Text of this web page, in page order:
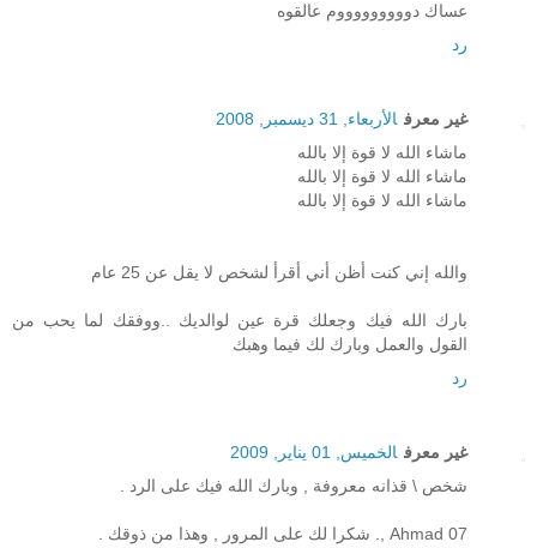
عساك دوووووووووم عالقوه
رد
غير معرف الأربعاء, 31 ديسمبر, 2008
ماشاء الله لا قوة إلا بالله
ماشاء الله لا قوة إلا بالله
ماشاء الله لا قوة إلا بالله
والله إني كنت أظن أني أقرأ لشخص لا يقل عن 25 عام
بارك الله فيك وجعلك قرة عين لوالديك ..ووفقك لما يحب من
القول والعمل وبارك لك فيما وهبك
رد
غير معرف الخميس, 01 يناير, 2009
شخص \ قذانه معروفة , وبارك الله فيك على الرد .
Ahmad 07 ,. شكرا لك على المرور , وهذا من ذوقك .